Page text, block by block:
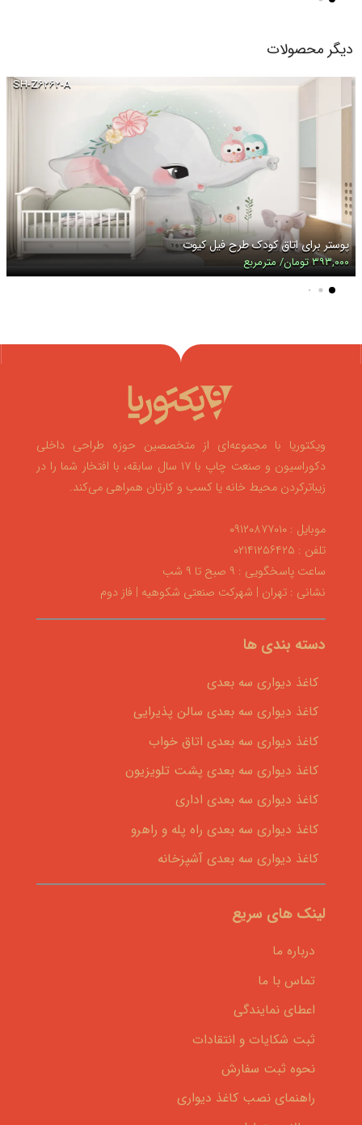
دیگر محصولات
SH-Z۶۲۶۲-A
پوستر برای اتاق کودک طرح فیل کیوت
۳۹۳,۰۰۰ تومان/ مترمربع
ویکتوریا با مجموعه‌ای از متخصصین حوزه طراحی داخلی
دکوراسیون و صنعت چاپ با ۱۷ سال سابقه، با افتخار شما را در
زیباترکردن محیط خانه یا کسب و کارتان همراهی می‌کند.
موبایل : ۰۹۱۲۰۸۷۷۰۱۰
تلفن : ۰۲۱۴۱۲۵۶۴۲۵
ساعت پاسخگویی : ۹ صبح تا ۹ شب
نشانی : تهران | شهرکت صنعتی شکوهیه | فاز دوم
دسته بندی ها
کاغذ دیواری سه بعدی
کاغذ دیواری سه بعدی سالن پذیرایی
کاغذ دیواری سه بعدی اتاق خواب
کاغذ دیواری سه بعدی پشت تلویزیون
کاغذ دیواری سه بعدی اداری
کاغذ دیواری سه بعدی راه پله و راهرو
کاغذ دیواری سه بعدی آشپزخانه
لینک های سریع
درباره ما
تماس با ما
اعطای نمایندگی
ثبت شکایات و انتقادات
نحوه ثبت سفارش
راهنمای نصب کاغذ دیواری